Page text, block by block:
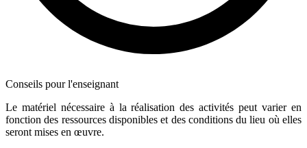
Conseils pour l'enseignant
Le matériel nécessaire à la réalisation des activités peut varier en
fonction des ressources disponibles et des conditions du lieu où elles
seront mises en œuvre.